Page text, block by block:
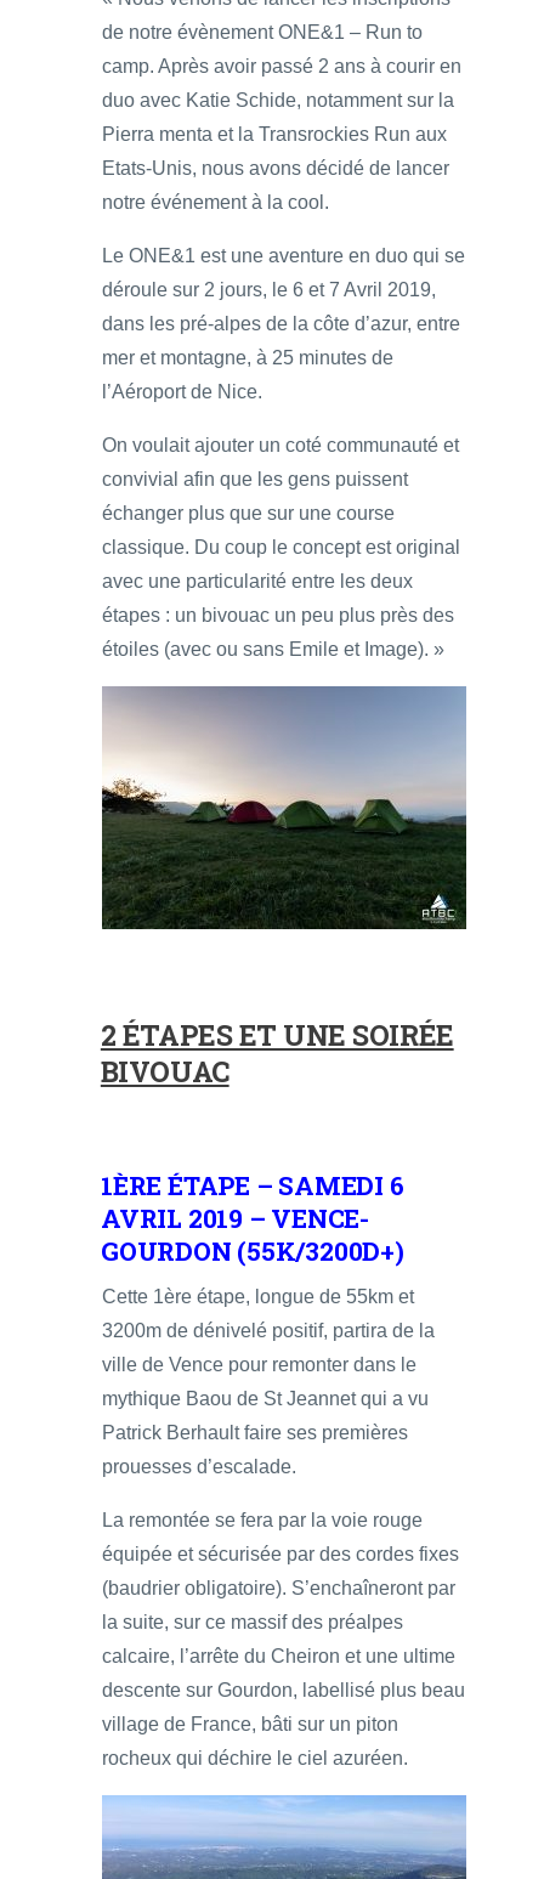
de notre évènement ONE&1 – Run to
camp. Après avoir passé 2 ans à courir en
duo avec Katie Schide, notamment sur la
Pierra menta et la Transrockies Run aux
Etats-Unis, nous avons décidé de lancer
notre événement à la cool.
Le ONE&1 est une aventure en duo qui se
déroule sur 2 jours, le 6 et 7 Avril 2019,
dans les pré-alpes de la côte d’azur, entre
mer et montagne, à 25 minutes de
l’Aéroport de Nice.
On voulait ajouter un coté communauté et
convivial afin que les gens puissent
échanger plus que sur une course
classique. Du coup le concept est original
avec une particularité entre les deux
étapes : un bivouac un peu plus près des
étoiles (avec ou sans Emile et Image). »
2 ÉTAPES ET UNE SOIRÉE
BIVOUAC
1ÈRE ÉTAPE – SAMEDI 6
AVRIL 2019 – VENCE-
GOURDON (55K/3200D+)
Cette 1ère étape, longue de 55km et
3200m de dénivelé positif, partira de la
ville de Vence pour remonter dans le
mythique Baou de St Jeannet qui a vu
Patrick Berhault faire ses premières
prouesses d’escalade.
La remontée se fera par la voie rouge
équipée et sécurisée par des cordes fixes
(baudrier obligatoire). S’enchaîneront par
la suite, sur ce massif des préalpes
calcaire, l’arrête du Cheiron et une ultime
descente sur Gourdon, labellisé plus beau
village de France, bâti sur un piton
rocheux qui déchire le ciel azuréen.